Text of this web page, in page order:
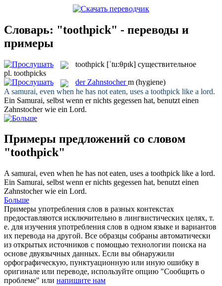
Словарь: "toothpick" - переводы и
примеры
toothpick [ˈtu:θpɪk] существительное
pl. toothpicks
der Zahnstocher m (hygiene)
A samurai, even when he has not eaten, uses a toothpick like a lord.
Ein Samurai, selbst wenn er nichts gegessen hat, benutzt einen
Zahnstocherwie ein Lord.
Примеры предложений со словом
"toothpick"
A samurai, even when he has not eaten, uses a toothpick like a lord.
Ein Samurai, selbst wenn er nichts gegessen hat, benutzt einen
Zahnstocherwie ein Lord.
Больше
Примеры употребления слов в разных контекстах
предоставляются исключительно в лингвистических целях, т.
е. для изучения употребления слов в одном языке и вариантов
их перевода на другой. Все образцы собраны автоматически
из открытых источников с помощью технологии поиска на
основе двуязычных данных. Если вы обнаружили
орфографическую, пунктуационную или иную ошибку в
оригинале или переводе, используйте опцию "Сообщить о
проблеме" или напишите нам